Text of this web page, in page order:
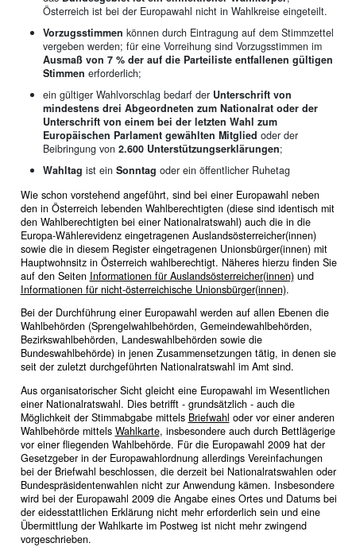
Österreich ist bei der Europawahl nicht in Wahlkreise eingeteilt.
Vorzugsstimmen können durch Eintragung auf dem Stimmzettel
vergeben werden; für eine Vorreihung sind Vorzugsstimmen im
Ausmaß von 7 % der auf die Parteiliste entfallenen gültigen
Stimmen erforderlich;
ein gültiger Wahlvorschlag bedarf der Unterschrift von
mindestens drei Abgeordneten zum Nationalrat oder der
Unterschrift von einem bei der letzten Wahl zum
Europäischen Parlament gewählten Mitglied oder der
Beibringung von 2.600 Unterstützungserklärungen;
Wahltag ist ein Sonntag oder ein öffentlicher Ruhetag
Wie schon vorstehend angeführt, sind bei einer Europawahl neben
den in Österreich lebenden Wahlberechtigten (diese sind identisch mit
den Wahlberechtigten bei einer Nationalratswahl) auch die in die
Europa-Wählerevidenz eingetragenen Auslandsösterreicher(innen)
sowie die in diesem Register eingetragenen Unionsbürger(innen) mit
Hauptwohnsitz in Österreich wahlberechtigt. Näheres hierzu finden Sie
auf den Seiten Informationen für Auslandsösterreicher(innen)und
Informationen für nicht-österreichische Unionsbürger(innen).
Bei der Durchführung einer Europawahl werden auf allen Ebenen die
Wahlbehörden (Sprengelwahlbehörden, Gemeindewahlbehörden,
Bezirkswahlbehörden, Landeswahlbehörden sowie die
Bundeswahlbehörde) in jenen Zusammensetzungen tätig, in denen sie
seit der zuletzt durchgeführten Nationalratswahl im Amt sind.
Aus organisatorischer Sicht gleicht eine Europawahl im Wesentlichen
einer Nationalratswahl. Dies betrifft - grundsätzlich - auch die
Möglichkeit der Stimmabgabe mittels Briefwahl oder vor einer anderen
Wahlbehörde mittels Wahlkarte, insbesondere auch durch Bettlägerige
vor einer fliegenden Wahlbehörde. Für die Europawahl 2009 hat der
Gesetzgeber in der Europawahlordnung allerdings Vereinfachungen
bei der Briefwahl beschlossen, die derzeit bei Nationalratswahlen oder
Bundespräsidentenwahlen nicht zur Anwendung kämen. Insbesondere
wird bei der Europawahl 2009 die Angabe eines Ortes und Datums bei
der eidesstattlichen Erklärung nicht mehr erforderlich sein und eine
Übermittlung der Wahlkarte im Postweg ist nicht mehr zwingend
vorgeschrieben.